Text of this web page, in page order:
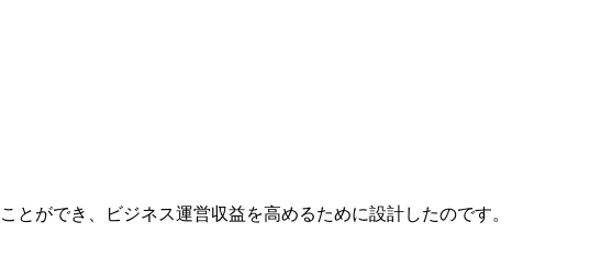
ができ、ビジネス運営収益を高めるために設計したのです。